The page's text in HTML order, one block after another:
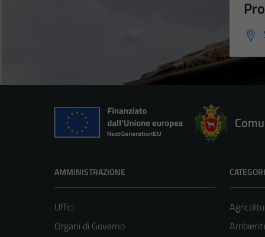
AMMINISTRAZIONE
Uffici
Organi di Governo